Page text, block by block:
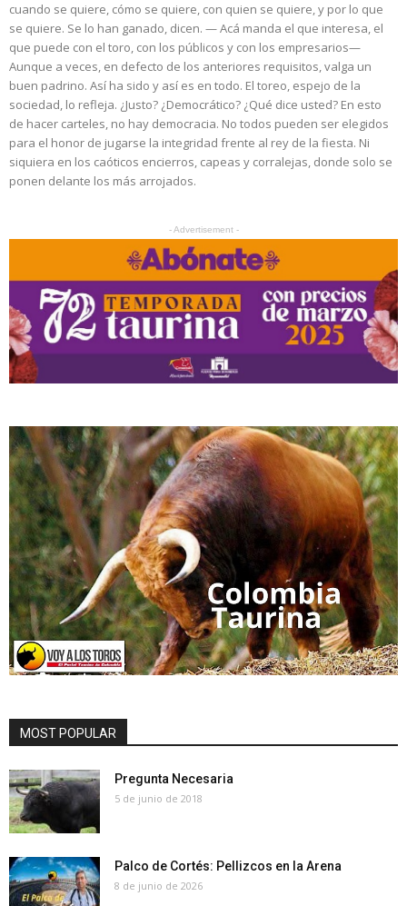
cuando se quiere, cómo se quiere, con quien se quiere, y por lo que
se quiere. Se lo han ganado, dicen. — Acá manda el que interesa, el
que puede con el toro, con los públicos y con los empresarios—
Aunque a veces, en defecto de los anteriores requisitos, valga un
buen padrino. Así ha sido y así es en todo. El toreo, espejo de la
sociedad, lo refleja. ¿Justo? ¿Democrático? ¿Qué dice usted? En esto
de hacer carteles, no hay democracia. No todos pueden ser elegidos
para el honor de jugarse la integridad frente al rey de la fiesta. Ni
siquiera en los caóticos encierros, capeas y corralejas, donde solo se
ponen delante los más arrojados.
- Advertisement -
MOST POPULAR
Pregunta Necesaria
5 de junio de 2018
Palco de Cortés: Pellizcos en la Arena
8 de junio de 2026